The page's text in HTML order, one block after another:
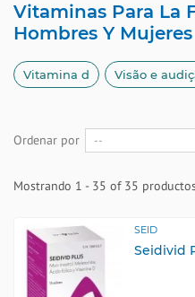
Vitaminas Para La
Hombres Y Mujeres
Vitamina d Visão e
Ordenar por
Mostrando 1 - 35 of 35
SEID
Seidivid